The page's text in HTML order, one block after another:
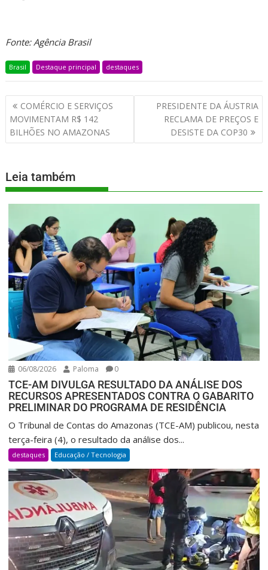
Fonte: Agência Brasil
Brasil Destaque principal destaques
COMÉRCIO E SERVIÇOS
MOVIMENTAM R$ 142
BILHÕES NO AMAZONAS
PRESIDENTE DA ÁUSTRIA
RECLAMA DE PREÇOS E
DESISTE DA COP30
Leia também
06/08/2026 Paloma 0
TCE-AM DIVULGA RESULTADO DA ANÁLISE DOS
RECURSOS APRESENTADOS CONTRA O GABARITO
PRELIMINAR DO PROGRAMA DE RESIDÊNCIA
O Tribunal de Contas do Amazonas (TCE-AM) publicou, nesta
terça-feira (4), o resultado da análise dos...
destaques Educação / Tecnologia